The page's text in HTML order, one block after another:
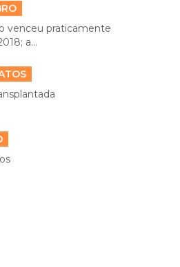
venceu praticamente
a...